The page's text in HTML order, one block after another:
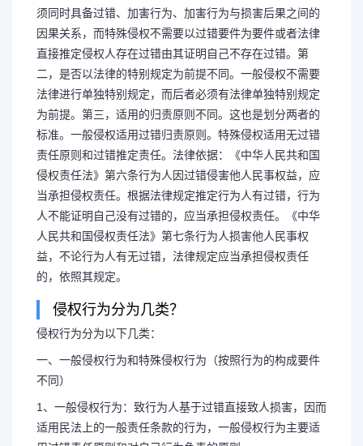
须同时具备过错、加害行为、加害行为与损害后果之间的
因果关系，而特殊侵权不需要以过错要件为要件或者法律
直接推定侵权人存在过错由其证明自己不存在过错。第
二，是否以法律的特别规定为前提不同。一般侵权不需要
法律进行单独特别规定，而后者必须有法律单独特别规定
为前提。第三，适用的归责原则不同。这也是划分两者的
标准。一般侵权适用过错归责原则。特殊侵权适用无过错
责任原则和过错推定责任。法律依据：《中华人民共和国
侵权责任法》第六条行为人因过错侵害他人民事权益，应
当承担侵权责任。根据法律规定推定行为人有过错，行为
人不能证明自己没有过错的，应当承担侵权责任。《中华
人民共和国侵权责任法》第七条行为人损害他人民事权
益，不论行为人有无过错，法律规定应当承担侵权责任
的，依照其规定。
侵权行为分为几类？
侵权行为分为以下几类：
一、一般侵权行为和特殊侵权行为（按照行为的构成要件
不同）
1、一般侵权行为：致行为人基于过错直接致人损害，因而
适用民法上的一般责任条款的行为，一般侵权行为主要适